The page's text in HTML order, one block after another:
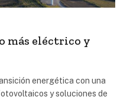
más eléctrico y
energética con una
y soluciones de